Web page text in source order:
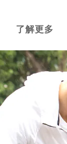
了解更多